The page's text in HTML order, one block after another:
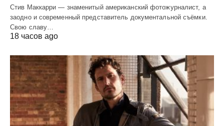
Стив Маккарри — знаменитый американский фотожурналист, а
заодно и современный представитель документальной съёмки.
Свою славу…
18 часов ago